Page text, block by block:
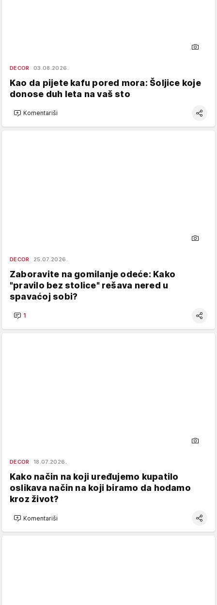
DECOR 03.08.2026.
Kao da pijete kafu pored mora: Šoljice koje
donose duh leta na vaš sto
Komentariši
DECOR 25.07.2026.
Zaboravite na gomilanje odeće: Kako
"pravilo bez stolice" rešava nered u
spavaćoj sobi?
1
DECOR 18.07.2026.
Kako način na koji uređujemo kupatilo
oslikava način na koji biramo da hodamo
kroz život?
Komentariši